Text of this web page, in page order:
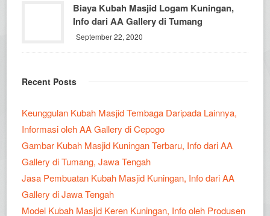
Biaya Kubah Masjid Logam Kuningan,
Info dari AA Gallery di Tumang
September 22, 2020
Recent Posts
Keunggulan Kubah Masjid Tembaga Daripada Lainnya,
Informasi oleh AA Gallery di Cepogo
Gambar Kubah Masjid Kuningan Terbaru, Info dari AA
Gallery di Tumang, Jawa Tengah
Jasa Pembuatan Kubah Masjid Kuningan, Info dari AA
Gallery di Jawa Tengah
Model Kubah Masjid Keren Kuningan, Info oleh Produsen